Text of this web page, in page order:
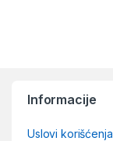
Informacije
Uslovi korišćenja